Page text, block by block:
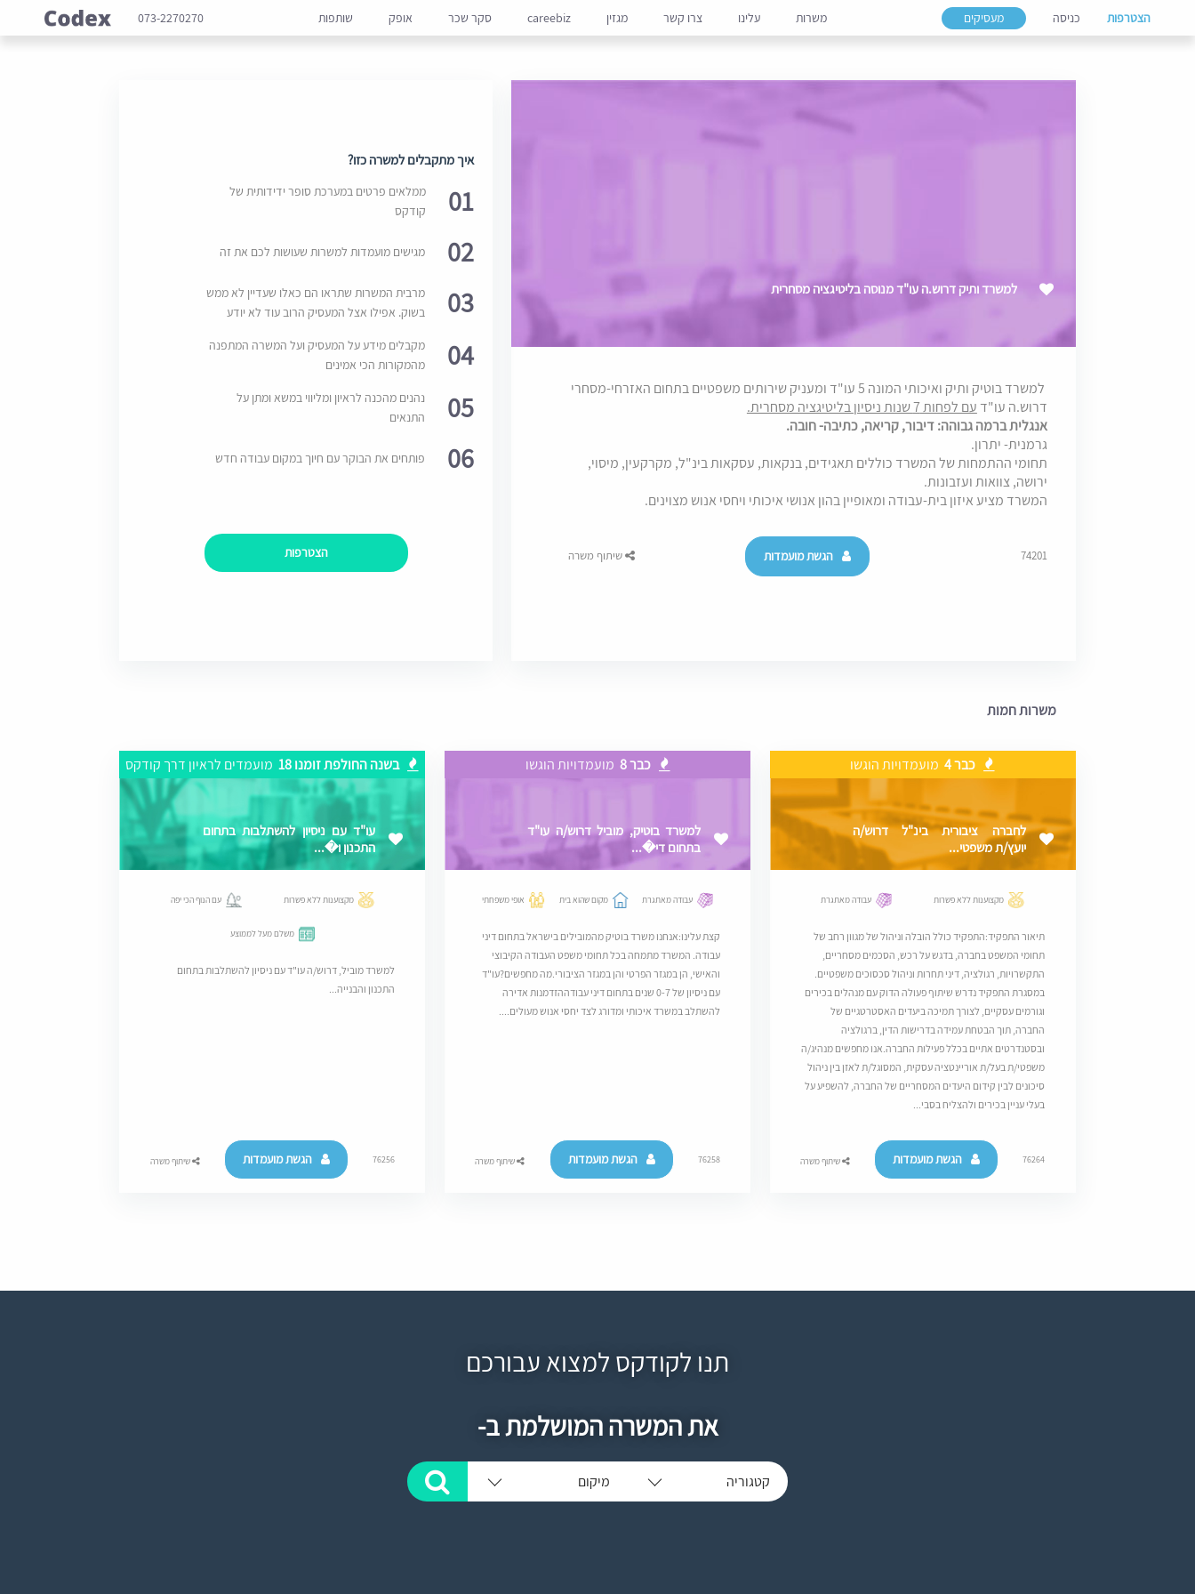
הצטרפות כניסה מעסיקים משרות עלינו צרו קשר מגזין careebiz סקר שכר אופק שותפות 073-2270270
למשרד ותיק דרוש.ה עו"ד מנוסה בליטיגציה מסחרית
למשרד בוטיק ותיק ואיכותי המונה 5 עו"ד ומעניק שירותים משפטיים בתחום האזרחי-מסחרי
דרוש.ה עו"ד עם לפחות 7 שנות ניסיון בליטיגציה מסחרית.
אנגלית ברמה גבוהה: דיבור, קריאה, כתיבה- חובה.
גרמנית- יתרון.
תחומי ההתמחות של המשרד כוללים תאגידים, בנקאות, עסקאות בינ"ל, מקרקעין, מיסוי,
ירושה, צוואות ועזבונות.
המשרד מציע איזון בית-עבודה ומאופיין בהון אנושי איכותי ויחסי אנוש מצוינים.
74201 הגשת מועמדות שיתוף משרה
איך מתקבלים למשרה כזו?
01
ממלאים פרטים במערכת סופר ידידותית של
קודקס
02 מגישים מועמדות למשרות שעושות לכם את זה
03
מרבית המשרות שתראו הם כאלו שעדיין לא ממש
בשוק. אפילו אצל המעסיק הרוב עוד לא יודע
04
מקבלים מידע על המעסיק ועל המשרה המתפנה
מהמקורות הכי אמינים
05
נהנים מהכנה לראיון ומליווי במשא ומתן על
התנאים
06 פותחים את הבוקר עם חיוך במקום עבודה חדש
הצטרפות
משרות חמות
כבר 4 מועמדויות הוגשו
לחברה ציבורית בינ"ל דרוש/ה
יועץ/ת משפטי...
מקצוענות ללא פשרות עבודה מאתגרת
תיאור התפקיד:התפקיד כולל הובלה וניהול של מגוון רחב של
תחומי המשפט בחברה, בדגש על רכש, הסכמים מסחריים,
התקשרויות, רגולציה, דיני תחרות וניהול סכסוכים משפטיים.
במסגרת התפקיד נדרש שיתוף פעולה הדוק עם מנהלים בכירים
וגורמים עסקיים, לצורך תמיכה ביעדים האסטרטגיים של
החברה, תוך הבטחת עמידה בדרישות הדין, ברגולציה
ובסטנדרטים אתיים בכלל פעילות החברה.אנו מחפשים מנהיג/ה
משפטי/ת בעל/ת אוריינטציה עסקית, המסוגל/ת לאזן בין ניהול
סיכונים לבין קידום היעדים המסחריים של החברה, להשפיע על
בעלי עניין בכירים ולהצליח בסבי...
76264 הגשת מועמדות שיתוף משרה
כבר 8 מועמדויות הוגשו
למשרד בוטיק, מוביל דרוש/ה עו"ד
בתחום די�...
עבודה מאתגרת מקום שהוא בית אופי משפחתי
קצת עלינו:אנחנו משרד בוטיק מהמובילים בישראל בתחום דיני
עבודה. המשרד מתמחה בכל תחומי משפט העבודה הקיבוצי
והאישי, הן במגזר הפרטי והן במגזר הציבורי.מה מחפשים?עו"ד
עם ניסיון של 0-7 שנים בתחום דיני עבודההזדמנות אדירה
להשתלב במשרד איכותי ומדורג לצד יחסי אנוש מעולים....
76258 הגשת מועמדות שיתוף משרה
בשנה החולפת זומנו 18 מועמדים לראיון דרך קודקס
עו"ד עם ניסיון להשתלבות בתחום
התכנון ו�...
מקצוענות ללא פשרות עם הנוף הכי יפה
משלם מעל לממוצע
למשרד מוביל, דרוש/ה עו"ד עם ניסיון להשתלבות בתחום
התכנון והבנייה...
76256 הגשת מועמדות שיתוף משרה
תנו לקודקס למצוא עבורכם
את המשרה המושלמת ב-
קטגוריה מיקום